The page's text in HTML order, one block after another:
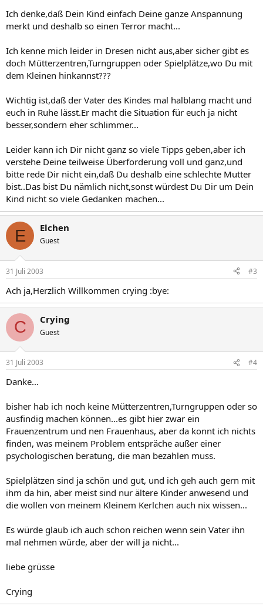
Ich denke,daß Dein Kind einfach Deine ganze Anspannung
merkt und deshalb so einen Terror macht...
Ich kenne mich leider in Dresen nicht aus,aber sicher gibt es
doch Mütterzentren,Turngruppen oder Spielplätze,wo Du mit
dem Kleinen hinkannst???
Wichtig ist,daß der Vater des Kindes mal halblang macht und
euch in Ruhe lässt.Er macht die Situation für euch ja nicht
besser,sondern eher schlimmer...
Leider kann ich Dir nicht ganz so viele Tipps geben,aber ich
verstehe Deine teilweise Überforderung voll und ganz,und
bitte rede Dir nicht ein,daß Du deshalb eine schlechte Mutter
bist..Das bist Du nämlich nicht,sonst würdest Du Dir um Dein
Kind nicht so viele Gedanken machen...
E Elchen
Guest
31 Juli 2003 #3
Ach ja,Herzlich Willkommen crying :bye:
C Crying
Guest
31 Juli 2003 #4
Danke...
bisher hab ich noch keine Mütterzentren,Turngruppen oder so
ausfindig machen können...es gibt hier zwar ein
Frauenzentrum und nen Frauenhaus, aber da konnt ich nichts
finden, was meinem Problem entspräche außer einer
psychologischen beratung, die man bezahlen muss.
Spielplätzen sind ja schön und gut, und ich geh auch gern mit
ihm da hin, aber meist sind nur ältere Kinder anwesend und
die wollen von meinem Kleinem Kerlchen auch nix wissen...
Es würde glaub ich auch schon reichen wenn sein Vater ihn
mal nehmen würde, aber der will ja nicht...
liebe grüsse
Crying